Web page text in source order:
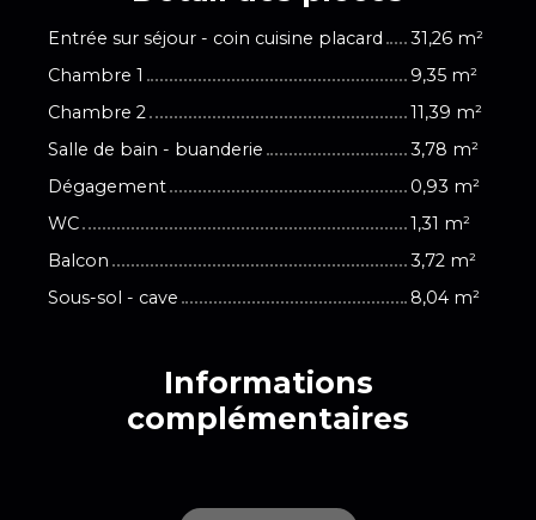
Entrée sur séjour - coin cuisine placard
31,26 m²
Chambre 1
9,35 m²
Chambre 2
11,39 m²
Salle de bain - buanderie
3,78 m²
Dégagement
0,93 m²
WC
1,31 m²
Balcon
3,72 m²
Sous-sol - cave
8,04 m²
Informations
complémentaires